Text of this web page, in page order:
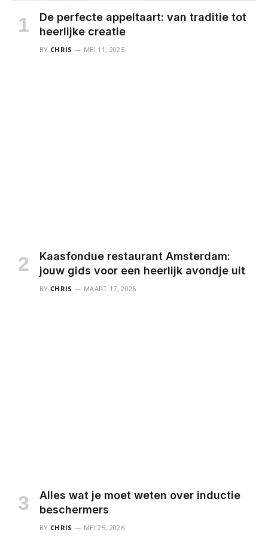
De perfecte appeltaart: van traditie tot
heerlijke creatie
BY CHRIS MEI 11, 2025
Kaasfondue restaurant Amsterdam:
jouw gids voor een heerlijk avondje uit
BY CHRIS MAART 17, 2026
Alles wat je moet weten over inductie
beschermers
BY CHRIS MEI 25, 2026